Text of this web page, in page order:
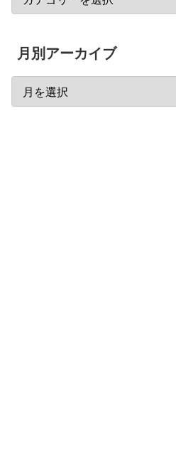
月別アーカイブ